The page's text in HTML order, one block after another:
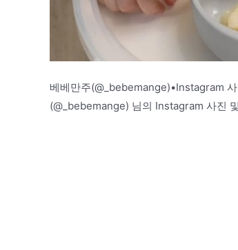
베베만주(@_bebemange)•Instagram
(@_bebemange) 님의 Instagram 사진